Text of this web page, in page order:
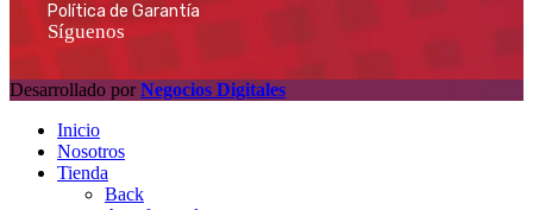
Política de Garantía
Síguenos
Desarrollado por Negocios Digitales
Inicio
Nosotros
Tienda
Back